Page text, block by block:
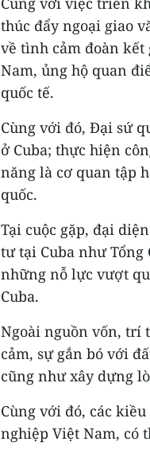
thúc đẩy ngoại giao
về tình cảm đoàn kết
Nam, ủng hộ quan
quốc tế.
Cùng với đó, Đại sứ
ở Cuba; thực hiện
năng là cơ quan tập
quốc.
Tại cuộc gặp, đại
tư tại Cuba như Tổng
những nỗ lực vượt
Cuba.
Ngoài nguồn vốn, trí
cảm, sự gắn bó với
cũng như xây dựng
Cùng với đó, các
nghiệp Việt Nam, có